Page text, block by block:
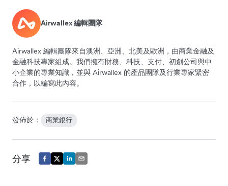
Airwallex 編輯團隊
Airwallex 編輯團隊來自澳洲、亞洲、北美及歐洲，由商業金融及
金融科技專家組成。我們擁有財務、科技、支付、初創公司與中
小企業的專業知識，並與 Airwallex 的產品團隊及行業專家緊密
合作，以編寫此內容。
發佈於： 商業銀行
分享